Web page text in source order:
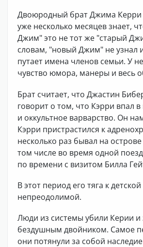
Двоюродный брат Джима Керри
уже несколько месяцев знает,
Джим" это не тот же "старый
словам, "новый Джим" не узнал
путает имена членов семьи. У
чувство юмора, манеры и весь
Брат считает, что Джастин
говорит о том, что Кэрри впал
и оккультное варварство. Он
Кэрри пристрастился к
несколько раз бывал на
том числе во время одной
по времени с визитом Билла
В этот период его тяга к
непреодолимой.
Люди из системы убили Керии и
бездушным двойником. Самое
они потянули за собой